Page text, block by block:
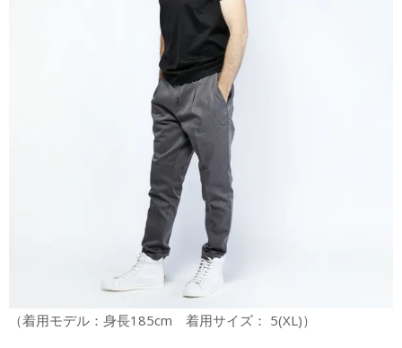
（着用モデル：身長185cm 着用サイズ： 5(XL)）